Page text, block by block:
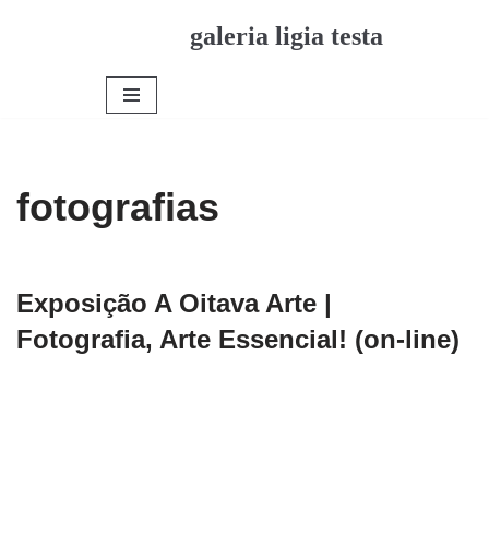
galeria ligia testa
fotografias
Exposição A Oitava Arte |
Fotografia, Arte Essencial! (on-line)